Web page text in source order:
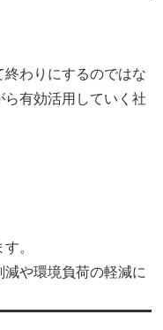
わりにするのではな
ら有効活用していく社
。
や環境負荷の軽減に